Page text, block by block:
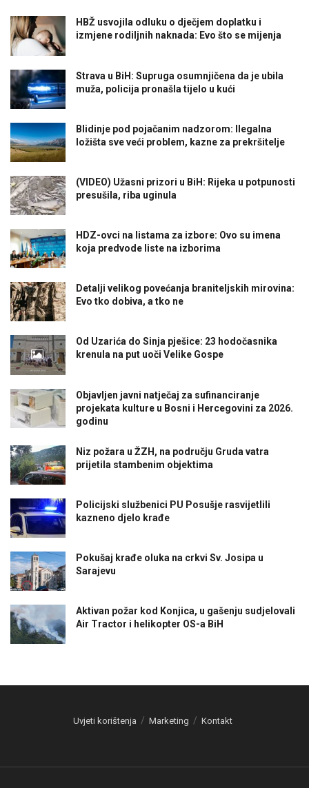
HBŽ usvojila odluku o dječjem doplatku i
izmjene rodiljnih naknada: Evo što se mijenja
Strava u BiH: Supruga osumnjičena da je ubila
muža, policija pronašla tijelo u kući
Blidinje pod pojačanim nadzorom: Ilegalna
ložišta sve veći problem, kazne za prekršitelje
(VIDEO) Užasni prizori u BiH: Rijeka u potpunosti
presušila, riba uginula
HDZ-ovci na listama za izbore: Ovo su imena
koja predvode liste na izborima
Detalji velikog povećanja braniteljskih mirovina:
Evo tko dobiva, a tko ne
Od Uzarića do Sinja pješice: 23 hodočasnika
krenula na put uoči Velike Gospe
Objavljen javni natječaj za sufinanciranje
projekata kulture u Bosni i Hercegovini za 2026.
godinu
Niz požara u ŽZH, na području Gruda vatra
prijetila stambenim objektima
Policijski službenici PU Posušje rasvijetlili
kazneno djelo krađe
Pokušaj krađe oluka na crkvi Sv. Josipa u
Sarajevu
Aktivan požar kod Konjica, u gašenju sudjelovali
Air Tractor i helikopter OS-a BiH
Uvjeti korištenja Marketing Kontakt